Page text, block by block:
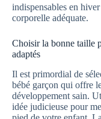
indispensables en
corporelle adéquate.
Choisir la bonne taille
adaptés
Il est primordial de
bébé garçon qui offre
développement sain.
idée judicieuse pour